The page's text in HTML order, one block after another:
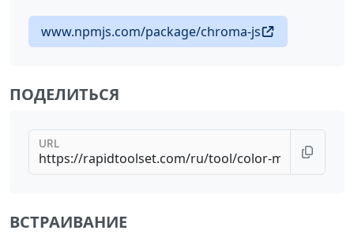
www.npmjs.com/package/chroma-js
ПОДЕЛИТЬСЯ
URL
ВСТРАИВАНИЕ